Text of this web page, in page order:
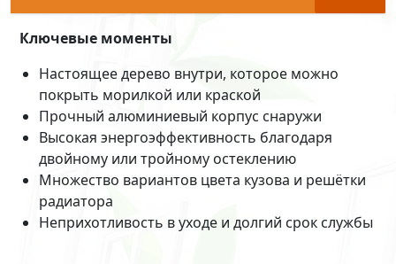
Ключевые моменты
Настоящее дерево внутри, которое можно
покрыть морилкой или краской
Прочный алюминиевый корпус снаружи
Высокая энергоэффективность благодаря
двойному или тройному остеклению
Множество вариантов цвета кузова и решётки
радиатора
Неприхотливость в уходе и долгий срок службы